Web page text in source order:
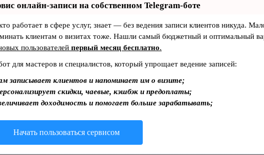
онлайн-записи на собственном Telegram-боте
работает в сфере услуг, знает — без ведения записи клиентов никуда.
клиентам о визитах тоже. Нашли самый бюджетный и оптимальный
пользователей первый месяц бесплатно.
для мастеров и специалистов, который упрощает ведение записей:
записывает клиентов и напоминает им о визите;
скидки, чаевые, кэшбэк и предоплаты;
доходимость и помогает больше зарабатывать;
Начать пользоваться сервисом